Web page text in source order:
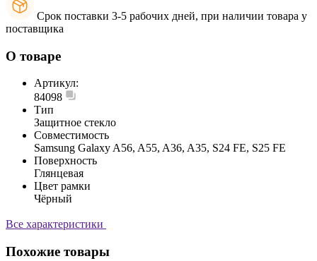
Срок поставки 3-5 рабочих дней, при наличии товара у
поставщика
О товаре
Артикул:
84098
Тип
Защитное стекло
Совместимость
Samsung Galaxy A56, A55, A36, A35, S24 FE, S25 FE
Поверхность
Глянцевая
Цвет рамки
Чёрный
Все характеристики
Похожие товары